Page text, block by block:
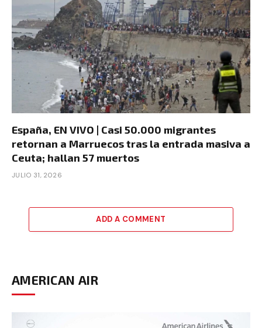
España, EN VIVO | Casi 50.000 migrantes
retornan a Marruecos tras la entrada masiva a
Ceuta; hallan 57 muertos
JULIO 31, 2026
ADD A COMMENT
AMERICAN AIR